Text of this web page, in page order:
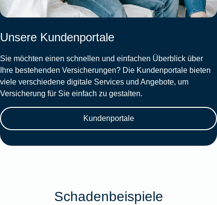
Unsere Kundenportale
Sie möchten einen schnellen und einfachen Überblick über
Ihre bestehenden Versicherungen? Die Kundenportale bieten
viele verschiedene digitale Services und Angebote, um
Versicherung für Sie einfach zu gestalten.
Kundenportale
Schadenbeispiele